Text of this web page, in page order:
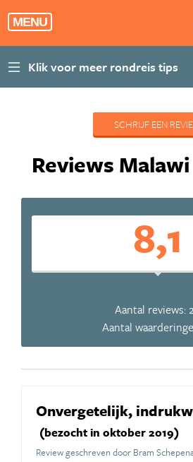
MENU
SCHRIJF EEN
Reviews Malawi
8,1
Aantal reviews:
Aantal
Onvergetelijk,
(bezocht in oktober 2019)
Review geschreven door Bram